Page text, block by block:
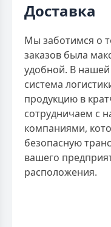
Доставка
Мы заботимся о
заказов была
удобной. В нашей
система
продукцию в
сотрудничаем с
компаниями,
безопасную
вашего
расположения.